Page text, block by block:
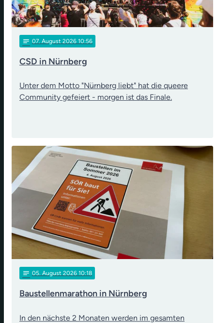
notes 07. August 2026 10:56
CSD in Nürnberg
Unter dem Motto "Nürnberg liebt" hat die queere
Community gefeiert - morgen ist das Finale.
notes 05. August 2026 10:18
Baustellenmarathon in Nürnberg
In den nächste 2 Monaten werden im gesamten